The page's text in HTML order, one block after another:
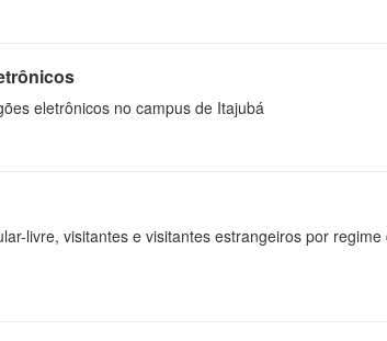
eletrônicos no campus de Itajubá
livre, visitantes e visitantes estrangeiros por